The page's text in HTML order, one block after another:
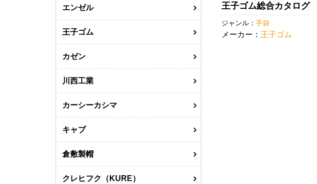
王子ゴム総合カタログ
ジャンル： 手袋
メーカー： 王子ゴム
エンゼル
王子ゴム
カゼン
川西工業
カーシーカシマ
キャブ
倉敷製帽
クレヒフク（KURE）